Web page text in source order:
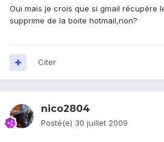
Oui mais je crois que si gmail récupère
supprime de la boite hotmail,non?
Citer
nico2804
Posté(e) 30 juillet 2009